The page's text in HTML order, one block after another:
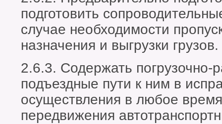
подготовить
случае необходимости
назначения и выгрузки грузов.
2.6.3. Содержать погрузочно-
подъездные пути к ним в
осуществления в любое
передвижения